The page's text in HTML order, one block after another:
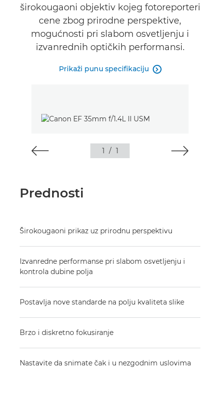
širokougaoni objektiv kojeg fotoreporteri
cene zbog prirodne perspektive,
mogućnosti pri slabom osvetljenju i
izvanrednih optičkih performansi.
Prikaži punu specifikaciju 
1 / 1
Prednosti
Širokougaoni prikaz uz prirodnu perspektivu
Izvanredne performanse pri slabom osvetljenju i
kontrola dubine polja
Postavlja nove standarde na polju kvaliteta slike
Brzo i diskretno fokusiranje
Nastavite da snimate čak i u nezgodnim uslovima